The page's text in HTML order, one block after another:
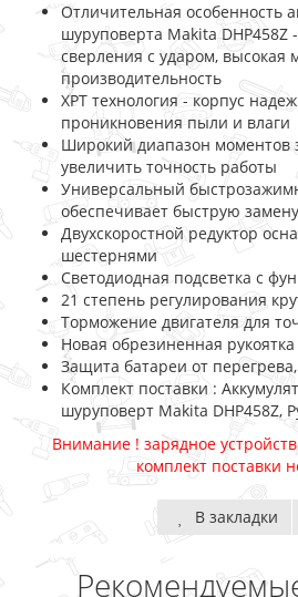
Отличительная особенность
шуруповерта Makita DHP458Z
сверления с ударом, высокая
производительность
XPT технология - корпус
проникновения пыли и влаги
Широкий диапазон моментов
увеличить точность работы
Универсальный
обеспечивает быструю
Двухскоростной редуктор
шестернями
Светодиодная подсветка с
21 степень регулирования
Торможение двигателя для
Новая обрезиненная рукоятка
Защита батареи от
Комплект поставки :
шуруповерт Makita DHP458Z,
Внимание ! зарядное
комплект поставки
В закладки